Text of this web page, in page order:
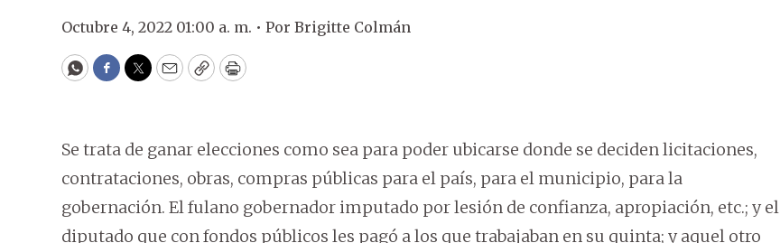
Octubre 4, 2022 01:00 a. m. • Por Brigitte Colmán
WhatsApp
Facebook
Twitter
EmailCopyPrint
Se trata de ganar elecciones como sea para poder ubicarse donde se deciden licitaciones,
contrataciones, obras, compras públicas para el país, para el municipio, para la
gobernación. El fulano gobernador imputado por lesión de confianza, apropiación, etc.; y el
diputado que con fondos públicos les pagó a los que trabajaban en su quinta; y aquel otro